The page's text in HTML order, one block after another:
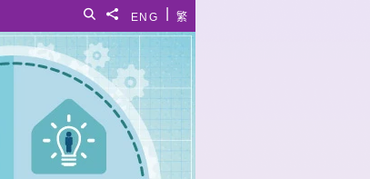
繁
ENG
分享給
搜寻